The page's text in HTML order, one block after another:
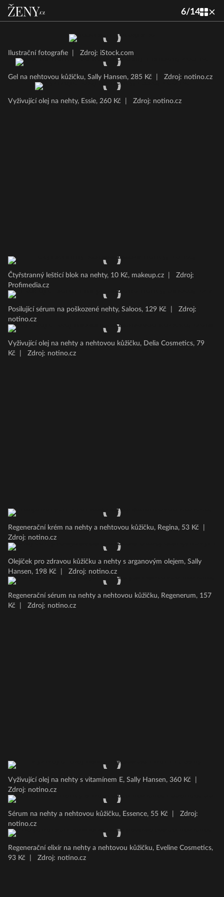
6/14
Ilustrační fotografie Zdroj: iStock.com
Gel na nehtovou kůžičku, Sally Hansen, 285 Kč Zdroj: notino.cz
Vyživující olej na nehty, Essie, 260 Kč Zdroj: notino.cz
Čtyřstranný lešticí blok na nehty, 10 Kč, makeup.cz
Zdroj:
Profimedia.cz
Posilující sérum na poškozené nehty, Saloos, 129 Kč
Zdroj:
notino.cz
Vyživující olej na nehty a nehtovou kůžičku, Delia Cosmetics, 79
Kč
Zdroj: notino.cz
Regenerační krém na nehty a nehtovou kůžičku, Regina, 53 Kč
Zdroj: notino.cz
Olejíček pro zdravou kůžičku a nehty s arganovým olejem, Sally
Hansen, 198 Kč
Zdroj: notino.cz
Regenerační sérum na nehty a nehtovou kůžičku, Regenerum, 157
Kč
Zdroj: notino.cz
Vyživující olej na nehty s vitamínem E, Sally Hansen, 360 Kč
Zdroj: notino.cz
Sérum na nehty a nehtovou kůžičku, Essence, 55 Kč
Zdroj:
notino.cz
Regenerační elixír na nehty a nehtovou kůžičku, Eveline Cosmetics,
93 Kč
Zdroj: notino.cz